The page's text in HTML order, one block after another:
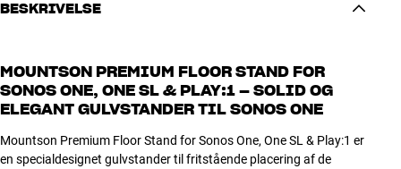
BESKRIVELSE
MOUNTSON PREMIUM FLOOR STAND FOR
SONOS ONE, ONE SL & PLAY:1 – SOLID OG
ELEGANT GULVSTANDER TIL SONOS ONE
Mountson Premium Floor Stand for Sonos One, One SL & Play:1 er
en specialdesignet gulvstander til fritstående placering af de